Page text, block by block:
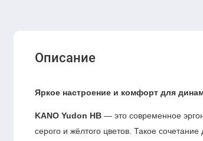
Описание
Яркое настроение и комфорт для
KANO Yudon HB — это современное
серого и жёлтого цветов. Такое